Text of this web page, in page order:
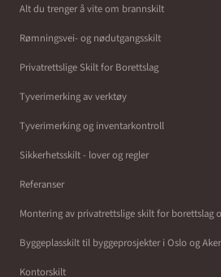
Alt du trenger å vite om brannskilt
Rømningsvei- og nødutgangsskilt
Privatrettslige Skilt for Borettslag
Tyverimerking av verktøy
Tyverimerking og inventarkontroll
Sikkerhetsskilt - lover og regler
Referanser
Montering av privatrettslige skilt for borettslag
Byggeplasskilt til byggeprosjekter i Oslo og
Kontorskilt